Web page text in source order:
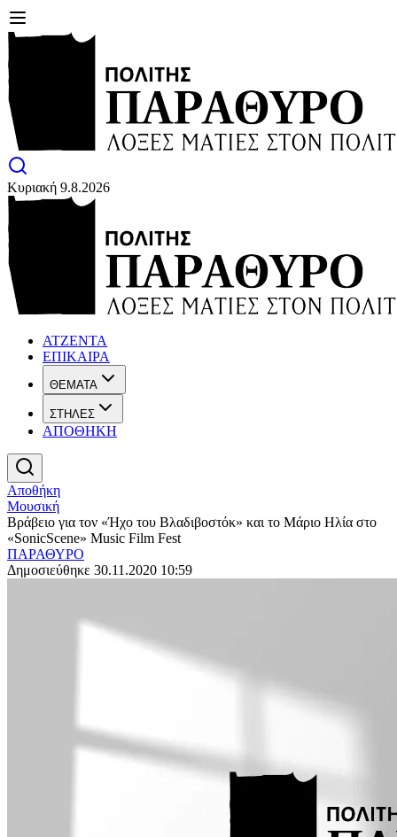
Κυριακή 9.8.2026
ΑΤΖΕΝΤΑ
ΕΠΙΚΑΙΡΑ
ΘΕΜΑΤΑ
ΣΤΗΛΕΣ
ΑΠΟΘΗΚΗ
Αποθήκη
Μουσική
Βράβειο για τον «Ήχο του Βλαδιβοστόκ» και το Μάριο Ηλία στο
«SonicScene» Music Film Fest
ΠΑΡΑΘΥΡΟ
Δημοσιεύθηκε 30.11.2020 10:59